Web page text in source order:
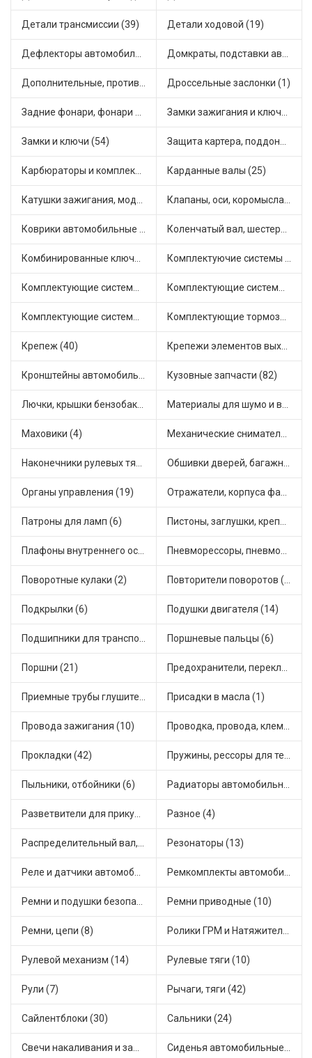
Детали трансмиссии (39) Детали ходовой (19)
Дефлекторы автомобильные (4) Домкраты, подставки автомобильные (1)
Дополнительные, противотуманные фары (2) Дроссельные заслонки (1)
Задние фонари, фонари видимости (5) Замки зажигания и ключи (11)
Замки и ключи (54) Защита картера, поддона, КПП (3)
Карбюраторы и комплектующие (32) Карданные валы (25)
Катушки зажигания, модули зажигания (3) Клапаны, оси, коромысла (14)
Коврики автомобильные (7) Коленчатый вал, шестерни коленчатого вала (9)
Комбинированные ключи (3) Комплектуючие системы стеклоочистителя (9)
Комплектующие системы выпуска отработавших газов (10) Комплектующие системы отопления (25)
Комплектующие системы питания (12) Комплектующие тормозной системы (22)
Крепеж (40) Крепежи элементов выхлопной системы (5)
Кронштейны автомобильные (4) Кузовные запчасти (82)
Лючки, крышки бензобака (6) Материалы для шумо и виброизоляции (1)
Маховики (4) Механические сниматели (1)
Наконечники рулевых тяг (30) Обшивки дверей, багажника, потолков, накладки салона (36)
Органы управления (19) Отражатели, корпуса фар и фонарей (1)
Патроны для ламп (6) Пистоны, заглушки, крепежные элементы (12)
Плафоны внутреннего освещения (1) Пневморессоры, пневмоподушки (1)
Поворотные кулаки (2) Повторители поворотов (10)
Подкрылки (6) Подушки двигателя (14)
Подшипники для транспорта (43) Поршневые пальцы (6)
Поршни (21) Предохранители, переключатели, кнопки автомобильные (40)
Приемные трубы глушителя (5) Присадки в масла (1)
Провода зажигания (10) Проводка, провода, клеммы и разъемы (23)
Прокладки (42) Пружины, рессоры для техники (29)
Пыльники, отбойники (6) Радиаторы автомобильные (17)
Разветвители для прикуривателя (3) Разное (4)
Распределительный вал, шестерни распределительного (7) Резонаторы (13)
Реле и датчики автомобильные (82) Ремкомплекты автомобильные (81)
Ремни и подушки безопасности (9) Ремни приводные (10)
Ремни, цепи (8) Ролики ГРМ и Натяжители (17)
Рулевой механизм (14) Рулевые тяги (10)
Рули (7) Рычаги, тяги (42)
Сайлентблоки (30) Сальники (24)
Свечи накаливания и зажигания (31) Сиденья автомобильные (1)